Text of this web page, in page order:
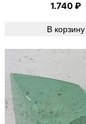
1.740₽
В корзину